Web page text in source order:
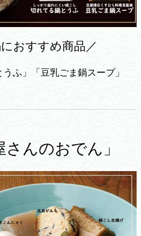
おすすめ商品／
うふ」「豆乳ごま鍋スープ」
さんのおでん」